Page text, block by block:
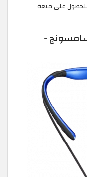
على متعة
-